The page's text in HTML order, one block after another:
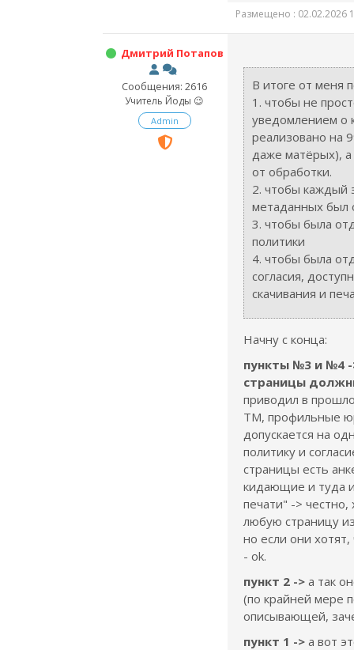
Размещено : 02.02.2026
Дмитрий Потапов
Сообщения: 2616
Учитель Йоды 😉
Admin
В итоге от меня
1. чтобы не
уведомлением о
реализовано на
даже матёрых), а
от обработки.
2. чтобы каждый
метаданных был
3. чтобы была
политики
4. чтобы была
согласия,
скачивания и
Начну с конца:
пункты №3 и №4 -
страницы
приводил в
ТМ, профильные
допускается на
политику и
страницы есть
кидающие и туда
печати" ->
любую страницу
но если они
- ok.
пункт 2 -> а так
(по крайней мере
описывающей,
пункт 1 -> а вот